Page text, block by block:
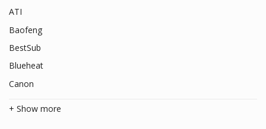
ATI
Baofeng
BestSub
Blueheat
Canon
+ Show more